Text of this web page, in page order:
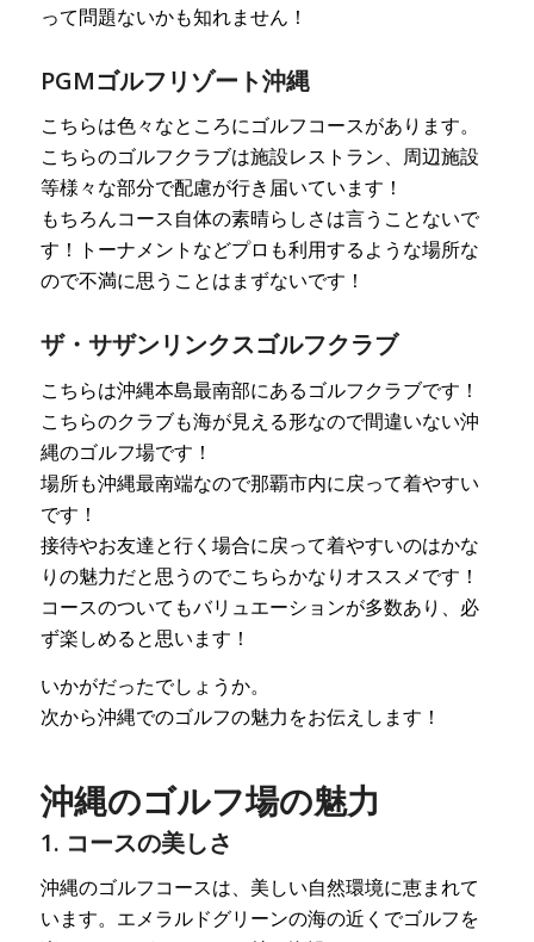
って問題ないかも知れません！
PGMゴルフリゾート沖縄
こちらは色々なところにゴルフコースがあります。
こちらのゴルフクラブは施設レストラン、周辺施設
等様々な部分で配慮が行き届いています！
もちろんコース自体の素晴らしさは言うことないで
す！トーナメントなどプロも利用するような場所な
ので不満に思うことはまずないです！
ザ・サザンリンクスゴルフクラブ
こちらは沖縄本島最南部にあるゴルフクラブです！
こちらのクラブも海が見える形なので間違いない沖
縄のゴルフ場です！
場所も沖縄最南端なので那覇市内に戻って着やすい
です！
接待やお友達と行く場合に戻って着やすいのはかな
りの魅力だと思うのでこちらかなりオススメです！
コースのついてもバリュエーションが多数あり、必
ず楽しめると思います！
いかがだったでしょうか。
次から沖縄でのゴルフの魅力をお伝えします！
沖縄のゴルフ場の魅力
1. コースの美しさ
沖縄のゴルフコースは、美しい自然環境に恵まれて
います。エメラルドグリーンの海の近くでゴルフを